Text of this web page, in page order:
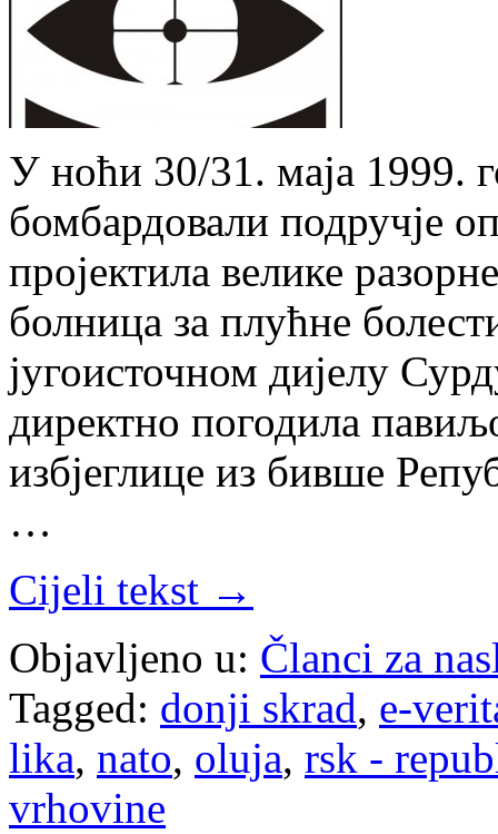
У ноћи 30/31. маја 1999.
бомбардовали подручје
пројектила велике
болница за плућне
југоисточном дијелу
директно погодила
избјеглице из бивше
…
Cijeli tekst →
Objavljeno u: Članci za
Tagged: donji skrad, e-
lika, nato, oluja, rsk -
vrhovine